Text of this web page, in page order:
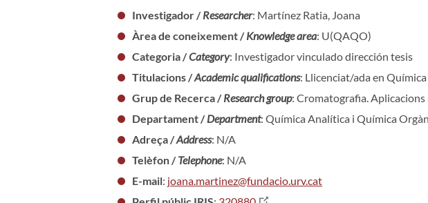
Investigador /Researcher: Martínez Ratia, Joana
Àrea de coneixement /Knowledge area: U(QAQO)
Categoria /Category: Investigador vinculado dirección tesis
Titulacions /Academic qualifications: Llicenciat/ada en Química
Grup de Recerca /Research group: Cromatografia.
Departament /Department: Química Analítica i Química
Adreça /Address: N/A
Telèfon /Telephone: N/A
E-mail: joana.martinez@fundacio.urv.cat